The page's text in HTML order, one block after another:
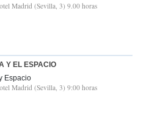
Madrid (Sevilla, 3) 9.00 horas
Y EL ESPACIO
Espacio
Madrid (Sevilla, 3) 9:00 horas